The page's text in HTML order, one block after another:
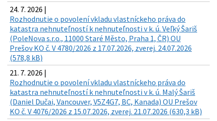
24. 7. 2026 |
Rozhodnutie o povolení vkladu vlastníckeho práva do
katastra nehnuteľností k nehnuteľnosti v k. ú. Veľký Šariš
(PoleNova s.r.o., 11000 Staré Město, Praha 1, ČR) OU
Prešov KO č. V 4780/2026 z 17.07.2026, zverej. 24.07.2026
(578,8 kB)
21. 7. 2026 |
Rozhodnutie o povolení vkladu vlastníckeho práva do
katastra nehnuteľností k nehnuteľnosti v k. ú. Malý Šariš
(Daniel Dučai, Vancouver, V5Z4G7, BC, Kanada) OU Prešov
KO č. V 4076/2026 z 15.07.2026, zverej. 21.07.2026 (630,3 kB)